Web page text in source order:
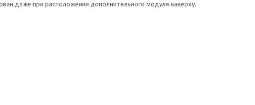
даже при расположении дополнительного модуля наверху.